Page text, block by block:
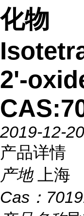
化物
2'-
2019-12-20
产品详情
产地
上海
Cas：